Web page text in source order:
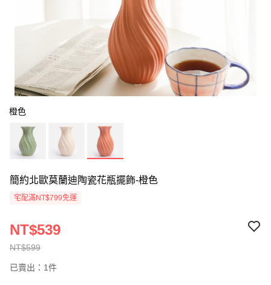
橙色
簡約北歐莫蘭迪陶瓷花瓶擺飾-橙色
宅配滿NT$799免運
NT$599
NT$539
已賣出：1件